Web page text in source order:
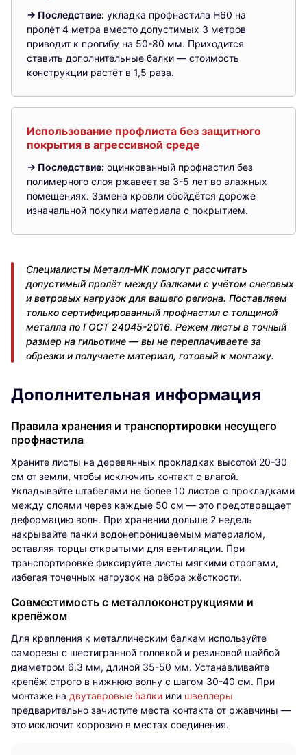
→ Последствие: укладка профнастила Н60 на
пролёт 4 метра вместо допустимых 3 метров
приводит к прогибу на 50-80 мм. Приходится
ставить дополнительные балки — стоимость
конструкции растёт в 1,5 раза.
Использование профлиста без защитного
покрытия в агрессивной среде
→ Последствие: оцинкованный профнастил без
полимерного слоя ржавеет за 3-5 лет во влажных
помещениях. Замена кровли обойдётся дороже
изначальной покупки материала с покрытием.
Специалисты Металл-МК помогут рассчитать
допустимый пролёт между балками с учётом снеговых
и ветровых нагрузок для вашего региона. Поставляем
только сертифицированный профнастил с толщиной
металла по ГОСТ 24045-2016. Режем листы в точный
размер на гильотине — вы не переплачиваете за
обрезки и получаете материал, готовый к монтажу.
Дополнительная информация
Правила хранения и транспортировки несущего
профнастила
Храните листы на деревянных прокладках высотой 20-30
см от земли, чтобы исключить контакт с влагой.
Укладывайте штабелями не более 10 листов с прокладками
между слоями через каждые 50 см — это предотвращает
деформацию волн. При хранении дольше 2 недель
накрывайте пачки водонепроницаемым материалом,
оставляя торцы открытыми для вентиляции. При
транспортировке фиксируйте листы мягкими стропами,
избегая точечных нагрузок на рёбра жёсткости.
Совместимость с металлоконструкциями и
крепёжом
Для крепления к металлическим балкам используйте
саморезы с шестигранной головкой и резиновой шайбой
диаметром 6,3 мм, длиной 35-50 мм. Устанавливайте
крепёж строго в нижнюю волну с шагом 30-40 см. При
монтаже на двутавровые балки или швеллеры
предварительно зачистите места контакта от ржавчины —
это исключит коррозию в местах соединения.